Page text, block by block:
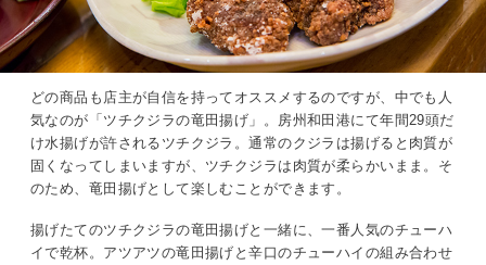
どの商品も店主が自信を持ってオススメするのですが、中でも人
気なのが「ツチクジラの竜田揚げ」。房州和田港にて年間29頭だ
け水揚げが許されるツチクジラ。通常のクジラは揚げると肉質が
固くなってしまいますが、ツチクジラは肉質が柔らかいまま。そ
のため、竜田揚げとして楽しむことができます。
揚げたてのツチクジラの竜田揚げと一緒に、一番人気のチューハ
イで乾杯。アツアツの竜田揚げと辛口のチューハイの組み合わせ